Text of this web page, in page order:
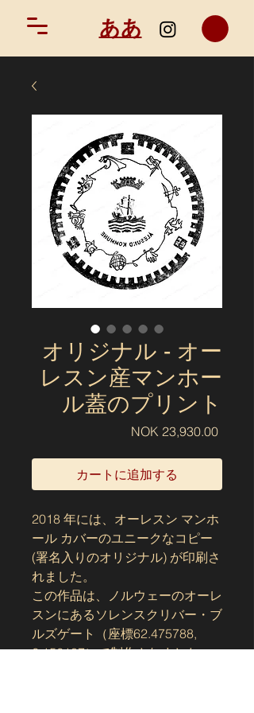
ああ
オリジナル - オー
レスン産マンホー
ル蓋のプリント
NOK 23,930.00価
カートに追加する
2018 年には、オーレスン マンホ
ール カバーのユニークなコピー
(署名入りのオリジナル) が印刷さ
れました。
この作品は、ノルウェーのオーレ
スンにあるソレンスクリバー・ブ
ルズゲート（座標62.475788,
6.156187）で制作されました。